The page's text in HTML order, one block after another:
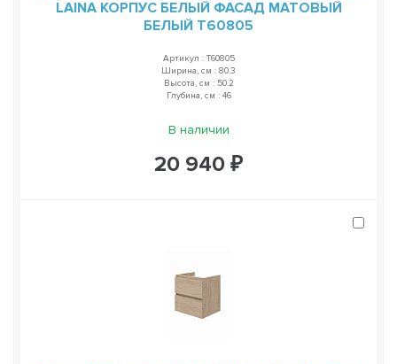
LAINA КОРПУС БЕЛЫЙ ФАСАД МАТОВЫЙ
БЕЛЫЙ T60805
Артикул : T60805
Ширина, см : 80.3
Высота, см : 50.2
Глубина, см : 46
В наличии
20 940 ₽